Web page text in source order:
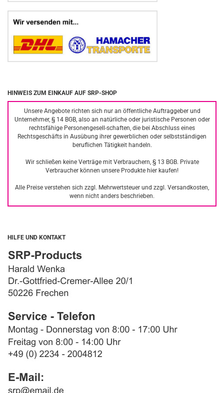
HINWEIS ZUM EINKAUF AUF SRP-SHOP
Unsere Angebote richten sich nur an öffentliche Auftraggeber und
Unternehmer, § 14 BGB, also an natürliche oder juristische Personen oder
rechtsfähige Personengesell-schaften, die bei Abschluss eines
Rechtsgeschäfts in Ausübung ihrer gewerblichen oder selbstständigen
beruflichen Tätigkeit handeln.
Wir schließen keine Verträge mit Verbrauchern, § 13 BGB. Private
Verbraucher können unsere Produkte hier kaufen!
Alle Preise verstehen sich zzgl. Mehrwertsteuer und zzgl. Versandkosten,
wenn nicht anders beschrieben.
HILFE UND KONTAKT